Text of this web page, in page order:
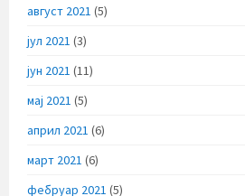
август 2021 (5)
јул 2021 (3)
јун 2021 (11)
мај 2021 (5)
април 2021 (6)
март 2021 (6)
фебруар 2021 (5)